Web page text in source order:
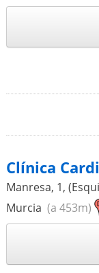
Clínica
Manresa, 1,
Murcia (a 453m)